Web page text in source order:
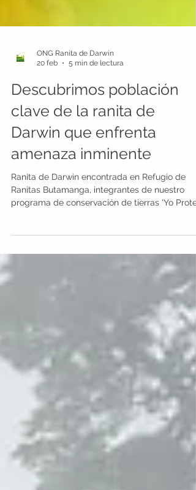
20 feb
5 min de lectura
Descubrimos población
clave de la ranita de
Darwin que enfrenta
amenaza inminente
Ranita de Darwin encontrada en Refugio de
Mis Ranitas' y que hoy enfrenta una amenaza
transmisión eléctrica ya aprobada. Recientes
hallazgos de poblaciones de ranita de Darwin
el sur de Chile abren nuevas esperanzas para
conservación de esta especie emblemática.
embargo, antecedentes recientes también
alertan sobre su extrema fragilidad. Es